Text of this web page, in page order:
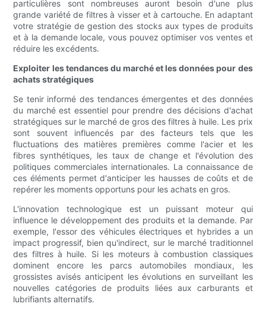
particulières sont nombreuses auront besoin d'une plus
grande variété de filtres à visser et à cartouche. En adaptant
votre stratégie de gestion des stocks aux types de produits
et à la demande locale, vous pouvez optimiser vos ventes et
réduire les excédents.
Exploiter les tendances du marché et les données pour des
achats stratégiques
Se tenir informé des tendances émergentes et des données
du marché est essentiel pour prendre des décisions d'achat
stratégiques sur le marché de gros des filtres à huile. Les prix
sont souvent influencés par des facteurs tels que les
fluctuations des matières premières comme l'acier et les
fibres synthétiques, les taux de change et l'évolution des
politiques commerciales internationales. La connaissance de
ces éléments permet d'anticiper les hausses de coûts et de
repérer les moments opportuns pour les achats en gros.
L'innovation technologique est un puissant moteur qui
influence le développement des produits et la demande. Par
exemple, l'essor des véhicules électriques et hybrides a un
impact progressif, bien qu'indirect, sur le marché traditionnel
des filtres à huile. Si les moteurs à combustion classiques
dominent encore les parcs automobiles mondiaux, les
grossistes avisés anticipent les évolutions en surveillant les
nouvelles catégories de produits liées aux carburants et
lubrifiants alternatifs.